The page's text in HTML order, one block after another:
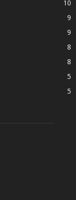
10
9
9
8
8
5
5